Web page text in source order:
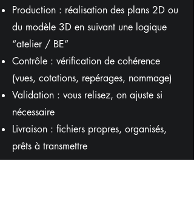
Production : réalisation des plans 2D ou
du modèle 3D en suivant une logique
“atelier / BE”
Contrôle : vérification de cohérence
(vues, cotations, repérages, nommage)
Validation : vous relisez, on ajuste si
nécessaire
Livraison : fichiers propres, organisés,
prêts à transmettre